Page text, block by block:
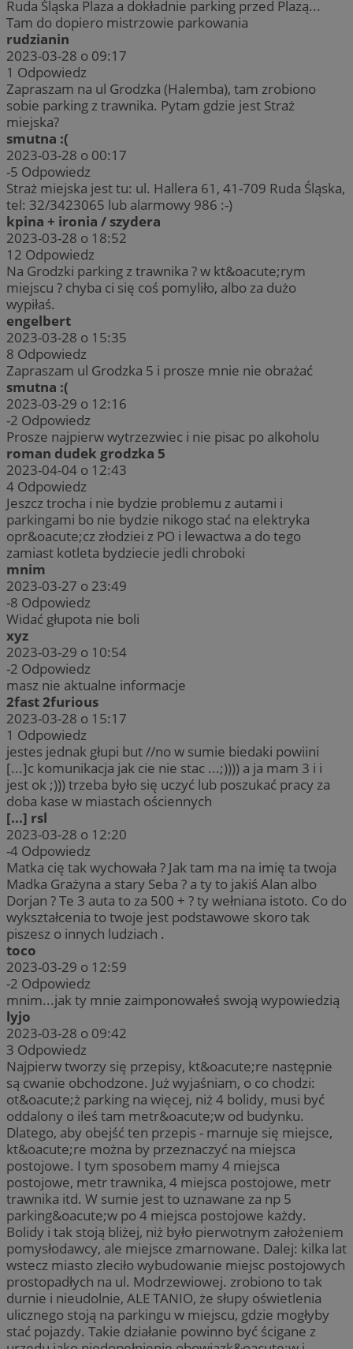
Ruda Śląska Plaza a dokładnie parking przed Plazą...
Tam do dopiero mistrzowie parkowania
rudzianin
2023-03-28 o 09:17
1 Odpowiedz
Zapraszam na ul Grodzka (Halemba), tam zrobiono
sobie parking z trawnika. Pytam gdzie jest Straż
miejska?
smutna :(
2023-03-28 o 00:17
-5 Odpowiedz
Straż miejska jest tu: ul. Hallera 61, 41-709 Ruda Śląska,
tel: 32/3423065 lub alarmowy 986 :-)
kpina + ironia / szydera
2023-03-28 o 18:52
12 Odpowiedz
Na Grodzki parking z trawnika ? w kt&oacute;rym
miejscu ? chyba ci się coś pomyliło, albo za dużo
wypiłaś.
engelbert
2023-03-28 o 15:35
8 Odpowiedz
Zapraszam ul Grodzka 5 i prosze mnie nie obrażać
smutna :(
2023-03-29 o 12:16
-2 Odpowiedz
Prosze najpierw wytrzezwiec i nie pisac po alkoholu
roman dudek grodzka 5
2023-04-04 o 12:43
4 Odpowiedz
Jeszcz trocha i nie bydzie problemu z autami i
parkingami bo nie bydzie nikogo stać na elektryka
opr&oacute;cz złodziei z PO i lewactwa a do tego
zamiast kotleta bydziecie jedli chroboki
mnim
2023-03-27 o 23:49
-8 Odpowiedz
Widać głupota nie boli
xyz
2023-03-29 o 10:54
-2 Odpowiedz
masz nie aktualne informacje
2fast 2furious
2023-03-28 o 15:17
1 Odpowiedz
jestes jednak głupi but //no w sumie biedaki powiini
[...]c komunikacja jak cie nie stac ...;)))) a ja mam 3 i i
jest ok ;))) trzeba było się uczyć lub poszukać pracy za
doba kase w miastach ościennych
[...] rsl
2023-03-28 o 12:20
-4 Odpowiedz
Matka cię tak wychowała ? Jak tam ma na imię ta twoja
Madka Grażyna a stary Seba ? a ty to jakiś Alan albo
Dorjan ? Te 3 auta to za 500 + ? ty wełniana istoto. Co do
wykształcenia to twoje jest podstawowe skoro tak
piszesz o innych ludziach .
toco
2023-03-29 o 12:59
-2 Odpowiedz
mnim...jak ty mnie zaimponowałeś swoją wypowiedzią
lyjo
2023-03-28 o 09:42
3 Odpowiedz
Najpierw tworzy się przepisy, kt&oacute;re następnie
są cwanie obchodzone. Już wyjaśniam, o co chodzi:
ot&oacute;ż parking na więcej, niż 4 bolidy, musi być
oddalony o ileś tam metr&oacute;w od budynku.
Dlatego, aby obejść ten przepis - marnuje się miejsce,
kt&oacute;re można by przeznaczyć na miejsca
postojowe. I tym sposobem mamy 4 miejsca
postojowe, metr trawnika, 4 miejsca postojowe, metr
trawnika itd. W sumie jest to uznawane za np 5
parking&oacute;w po 4 miejsca postojowe każdy.
Bolidy i tak stoją bliżej, niż było pierwotnym założeniem
pomysłodawcy, ale miejsce zmarnowane. Dalej: kilka lat
wstecz miasto zleciło wybudowanie miejsc postojowych
prostopadłych na ul. Modrzewiowej. zrobiono to tak
durnie i nieudolnie, ALE TANIO, że słupy oświetlenia
ulicznego stoją na parkingu w miejscu, gdzie mogłyby
stać pojazdy. Takie działanie powinno być ścigane z